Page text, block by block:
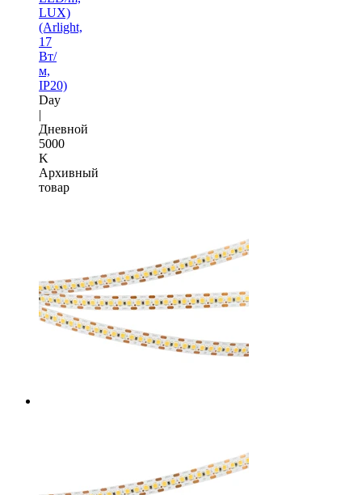
LUX)
(Arlight,
17
Вт/
м,
IP20)
Day
|
Дневной
5000
K
Архивный
товар